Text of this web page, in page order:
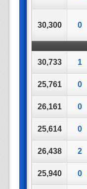
0
30,300
1
30,733
0
25,761
0
26,161
0
25,614
2
26,438
0
25,940